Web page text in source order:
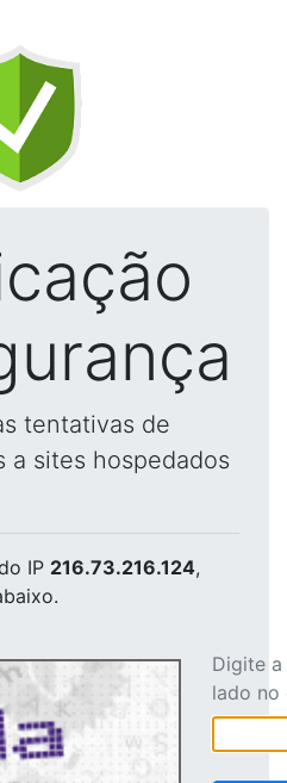
tentativas de
a sites hospedados
IP 216.73.216.124,
Digite
lado no